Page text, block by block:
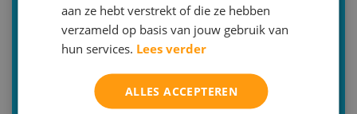
Iedereen een taaltalent (NL)
Engels
Frans op vakantie
Ik lach me een breuk en meten is weten, rekenen
aan ze hebt verstrekt of die ze hebben
verzameld op basis van jouw gebruik van
hun services. Lees verder
ALLES ACCEPTEREN